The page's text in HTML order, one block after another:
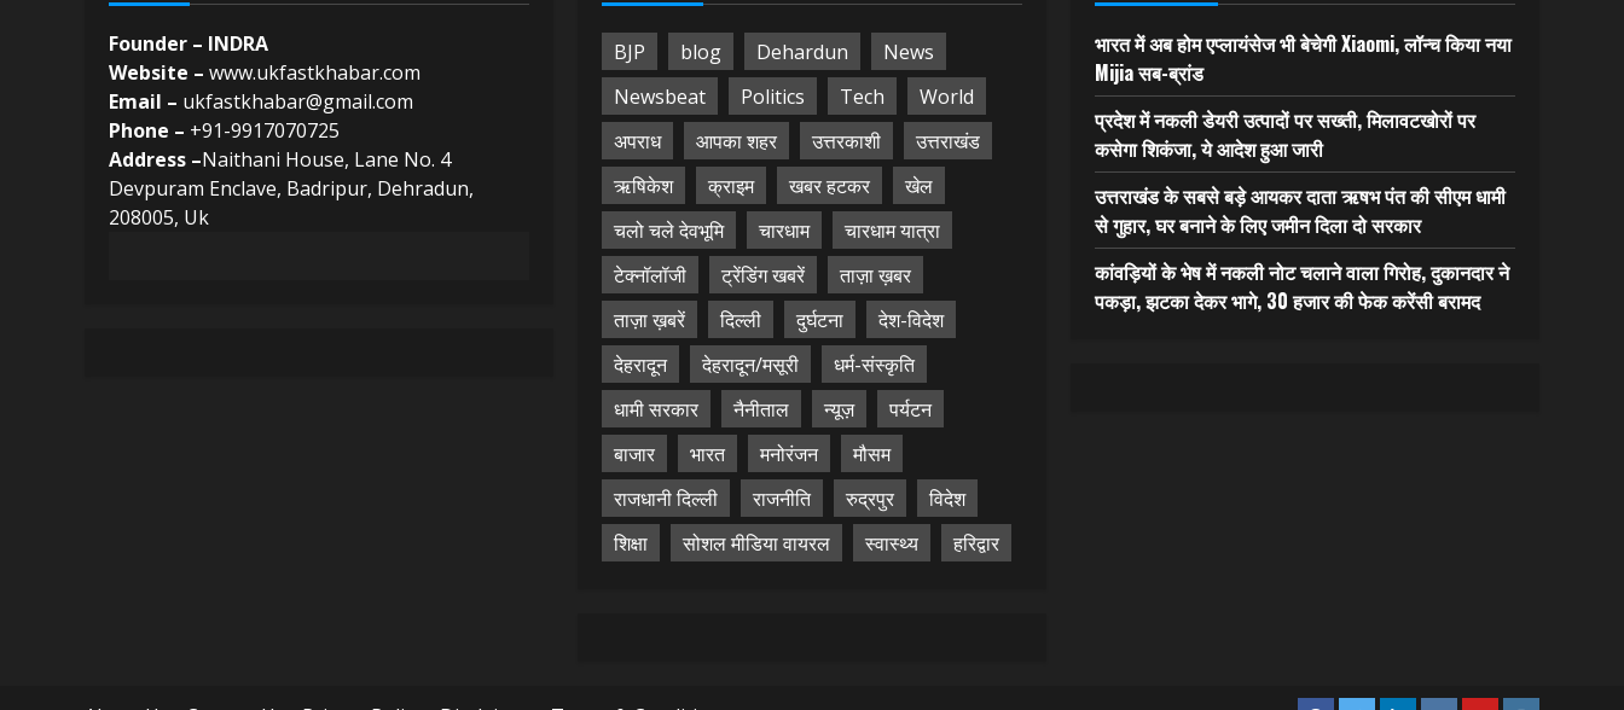
Founder – INDRA
Website – www.ukfastkhabar.com
Email – ukfastkhabar@gmail.com
Phone – +91-9917070725
Address –Naithani House, Lane No. 4
Devpuram Enclave, Badripur, Dehradun,
208005, Uk
BJP blog Dehardun
News
Newsbeat
Politics Tech
World
अपराध
आपका शहर उत्तरकाशी
उत्तराखंड
ऋषिकेश
क्राइम खबर हटकर
खेल
चलो चले देवभूमि
चारधाम
चारधाम यात्रा
टेक्नॉलॉजी
ट्रेंडिंग खबरें
ताज़ा ख़बर
ताज़ा ख़बरें
दिल्ली दुर्घटना
देश-विदेश
देहरादून
देहरादून/मसूरी
धर्म-संस्कृति
धामी सरकार
नैनीताल न्यूज़
पर्यटन
बाजार
भारत मनोरंजन
मौसम
राजधानी दिल्ली
राजनीति रुद्रपुर
विदेश
शिक्षा
सोशल मीडिया वायरल स्वास्थ्य हरिद्वार
भारत में अब होम एप्लायंसेज भी बेचेगी Xiaomi, लॉन्च किया नया
Mijia सब-ब्रांड
प्रदेश में नकली डेयरी उत्पादों पर सख्ती, मिलावटखोरों पर
कसेगा शिकंजा, ये आदेश हुआ जारी
उत्तराखंड के सबसे बड़े आयकर दाता ऋषभ पंत की सीएम धामी
से गुहार, घर बनाने के लिए जमीन दिला दो सरकार
कांवड़ियों के भेष में नकली नोट चलाने वाला गिरोह, दुकानदार ने
पकड़ा, झटका देकर भागे, 30 हजार की फेक करेंसी बरामद